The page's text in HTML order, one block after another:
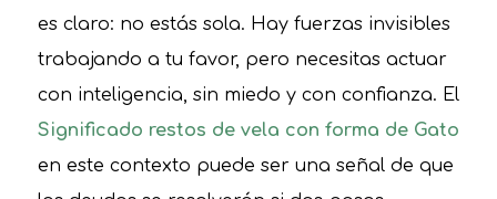
es claro: no estás sola. Hay fuerzas invisibles
trabajando a tu favor, pero necesitas actuar
con inteligencia, sin miedo y con confianza. El
Significado restos de vela con forma de Gato
en este contexto puede ser una señal de que